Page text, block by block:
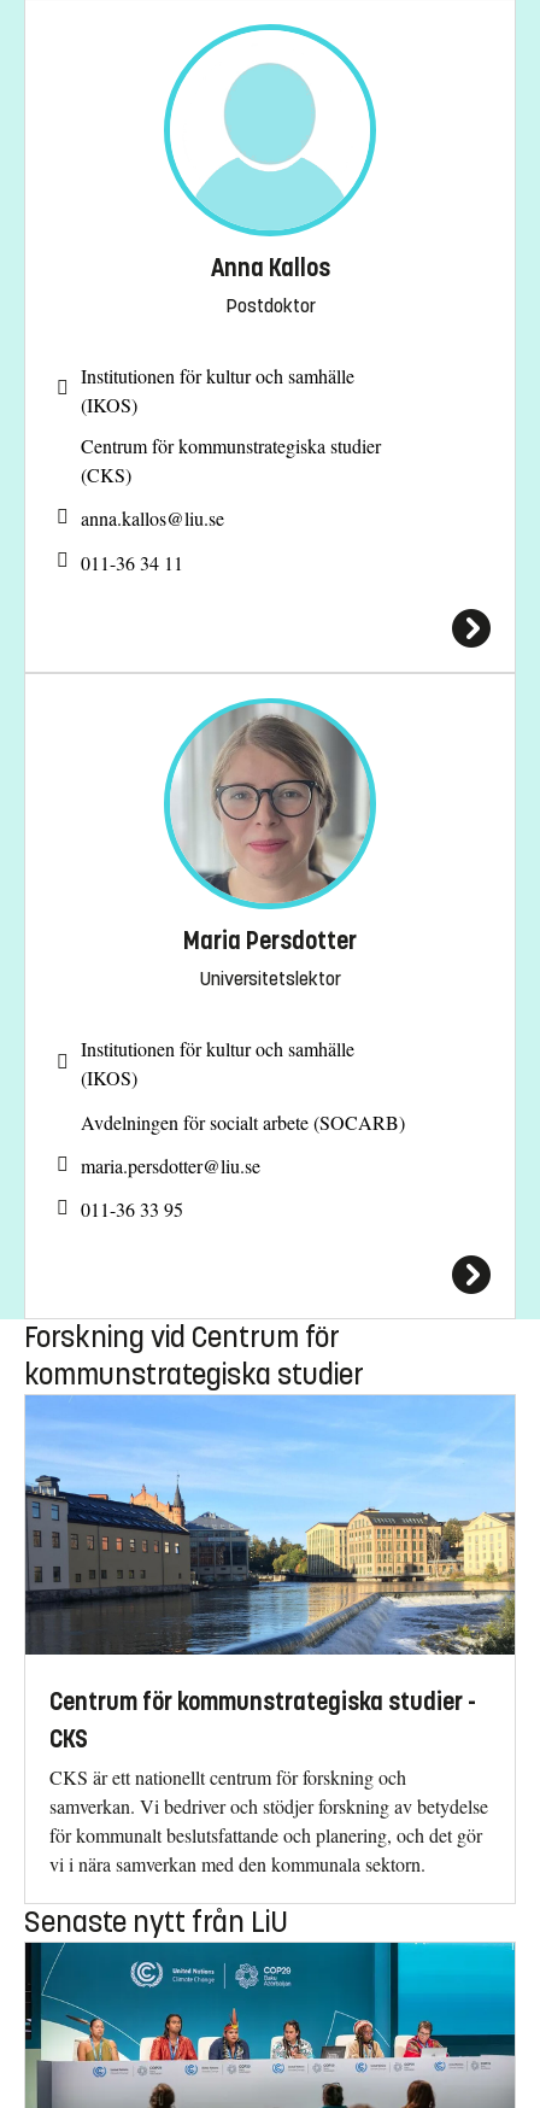
Anna Kallos
Postdoktor
Institutionen för kultur och samhälle
(IKOS)
Centrum för kommunstrategiska studier
(CKS)
anna.kallos@liu.se
011-36 34 11
Maria Persdotter
Universitetslektor
Institutionen för kultur och samhälle
(IKOS)
Avdelningen för socialt arbete (SOCARB)
maria.persdotter@liu.se
011-36 33 95
Forskning vid Centrum för
kommunstrategiska studier
Centrum för kommunstrategiska studier -
CKS
CKS är ett nationellt centrum för forskning och
samverkan. Vi bedriver och stödjer forskning av betydelse
för kommunalt beslutsfattande och planering, och det gör
vi i nära samverkan med den kommunala sektorn.
Senaste nytt från LiU